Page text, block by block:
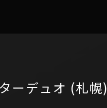
ーデュオ (札幌)